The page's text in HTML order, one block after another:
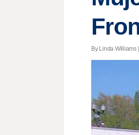
By Linda Williams